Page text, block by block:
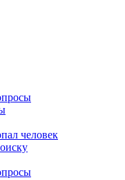
человек